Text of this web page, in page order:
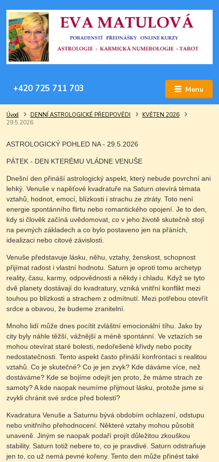
Menu
+420 725 711 703
Úvod DENNÍ ASTROLOGICKÉ PŘEDPOVĚDI
KVĚTEN 2026
29.5.2026
ASTROLOGICKÝ POHLED NA - 29.5.2026
PÁTEK - DEN KTERÉMU VLÁDNE VENUŠE
Dnešní den přináší astrologický aspekt, který nebude povrchní ani
lehký. Venuše v napěťové kvadratuře na Saturn otevírá témata
vztahů, hodnot, emocí, blízkosti i strachu ze ztráty. Toto není
energie spontánního flirtu nebo romantického opojení. Je to den,
kdy si člověk začíná uvědomovat, co v jeho životě skutečně stojí
na pevných základech a co bylo postaveno jen na přáních,
idealizaci nebo citové závislosti.
Venuše představuje lásku, něhu, vztahy, ženskost, schopnost
přijímat radost i vlastní hodnotu. Saturn je oproti tomu archetyp
reality, času, karmy, odpovědnosti a někdy i chladu. Když se tyto
dvě planety dostávají do kvadratury, vzniká vnitřní konflikt mezi
touhou po blízkosti a strachem z odmítnutí. Mezi potřebou otevřít
srdce a obavou, že budeme zranitelní.
Mnoho lidí může dnes pocítit zvláštní emocionální tíhu. Jako by
city byly náhle těžší, vážnější a méně spontánní. Ve vztazích se
mohou otevírat staré bolesti, nedořešené křivdy nebo pocity
nedostatečnosti. Tento aspekt často přináší konfrontaci s realitou
vztahů. Co je skutečné? Co je jen zvyk? Kde dáváme více, než
dostáváme? Kde se bojíme odejít jen proto, že máme strach ze
samoty? A kde naopak neumíme přijmout lásku, protože jsme si
zvykli chránit své srdce před bolestí?
Kvadratura Venuše a Saturnu bývá obdobím ochlazení, odstupu
nebo vnitřního přehodnocení. Některé vztahy mohou působit
unaveně. Jiným se naopak podaří projít důležitou zkouškou
stability. Saturn totiž nebere to, co je pravdivé. Saturn odstraňuje
jen to, co už nemá pevné kořeny. Tento den může přinést také